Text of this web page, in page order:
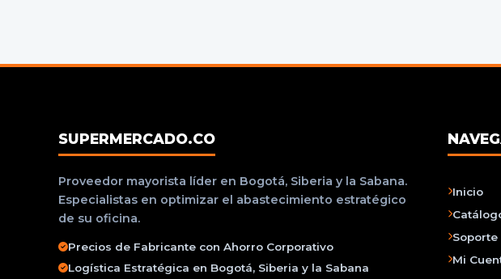
SUPERMERCADO.CO
Proveedor mayorista líder en Bogotá, Siberia y la Sabana.
Especialistas en optimizar el abastecimiento estratégico
de su oficina.
Precios de Fabricante con Ahorro Corporativo
Logística Estratégica en Bogotá, Siberia y la Sabana
Inicio
Soporte
Mi